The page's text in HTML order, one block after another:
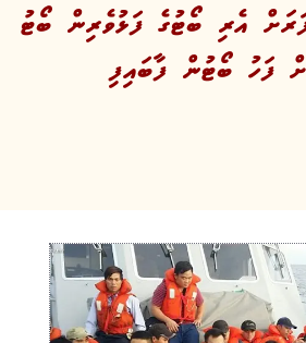
އެރި ބޯޓުގެ ފަޅުވެރިން ބޯޓު
ފަހު ބޯޓުން ފާބައިފި